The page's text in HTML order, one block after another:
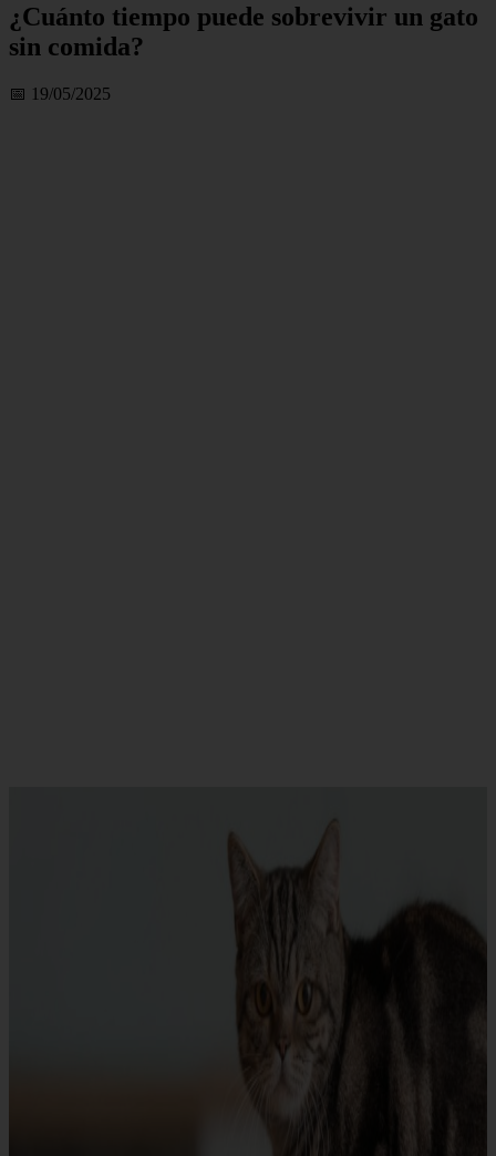
¿Cuánto tiempo puede sobrevivir un gato
sin comida?
📅 19/05/2025